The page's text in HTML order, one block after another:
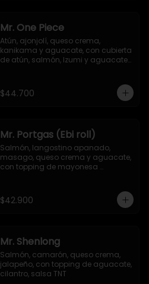
Mr. One Piece
Atún, ajonjolí, queso crema,
kanikama y aguacate, con cubierta
de atún, salmón, Izumi y aguacate.
$44.700
Mr. Portgas (Ebi roll)
Salmón, langostino apanado,
masago, queso crema y aguacate,
con topping de mayonesa
$42.900
Mr. Shenlong
Salmón, camarón, queso crema,
jalapeño, con topping de aguacate,
cilantro, salsa TNT